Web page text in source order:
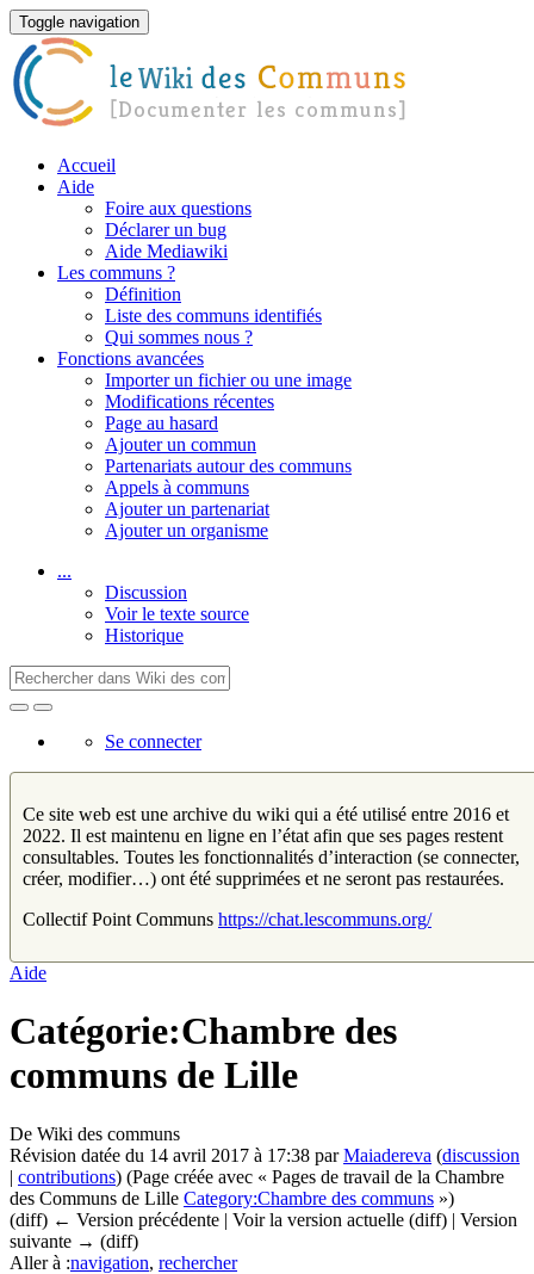
Toggle navigation
Accueil
Aide
Foire aux questions
Déclarer un bug
Aide Mediawiki
Les communs ?
Définition
Liste des communs identifiés
Qui sommes nous ?
Fonctions avancées
Importer un fichier ou une image
Modifications récentes
Page au hasard
Ajouter un commun
Partenariats autour des communs
Appels à communs
Ajouter un partenariat
Ajouter un organisme
...
Discussion
Voir le texte source
Historique
Se connecter
Ce site web est une archive du wiki qui a été utilisé entre 2016 et
2022. Il est maintenu en ligne en l’état afin que ses pages restent
consultables. Toutes les fonctionnalités d’interaction (se connecter,
créer, modifier…) ont été supprimées et ne seront pas restaurées.
Collectif Point Communs https://chat.lescommuns.org/
Aide
Catégorie:Chambre des
communs de Lille
De Wiki des communs
Révision datée du 14 avril 2017 à 17:38 parMaiadereva (discussion
| contributions) (Page créée avec « Pages de travail de la Chambre
des Communs de Lille Category:Chambre des communs »)
(diff) ← Version précédente | Voir la version actuelle (diff) | Version
suivante → (diff)
Aller à :navigation, rechercher